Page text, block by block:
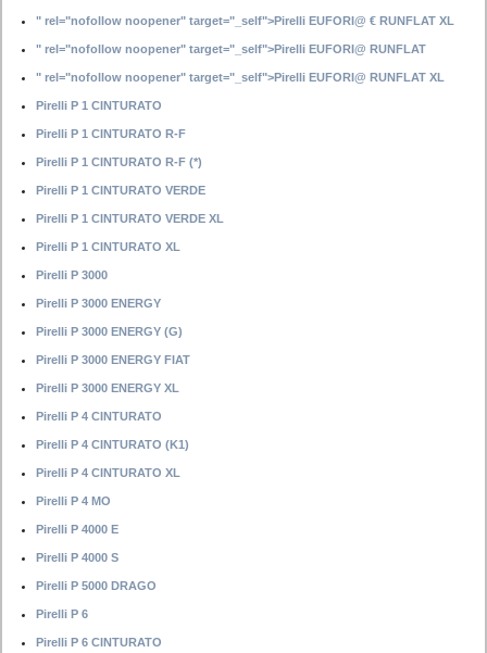
" rel="nofollow noopener" target="_self">Pirelli EUFORI@ € RUNFLAT XL
" rel="nofollow noopener" target="_self">Pirelli EUFORI@ RUNFLAT
" rel="nofollow noopener" target="_self">Pirelli EUFORI@ RUNFLAT XL
Pirelli P 1 CINTURATO
Pirelli P 1 CINTURATO R-F
Pirelli P 1 CINTURATO R-F (*)
Pirelli P 1 CINTURATO VERDE
Pirelli P 1 CINTURATO VERDE XL
Pirelli P 1 CINTURATO XL
Pirelli P 3000
Pirelli P 3000 ENERGY
Pirelli P 3000 ENERGY (G)
Pirelli P 3000 ENERGY FIAT
Pirelli P 3000 ENERGY XL
Pirelli P 4 CINTURATO
Pirelli P 4 CINTURATO (K1)
Pirelli P 4 CINTURATO XL
Pirelli P 4 MO
Pirelli P 4000 E
Pirelli P 4000 S
Pirelli P 5000 DRAGO
Pirelli P 6
Pirelli P 6 CINTURATO